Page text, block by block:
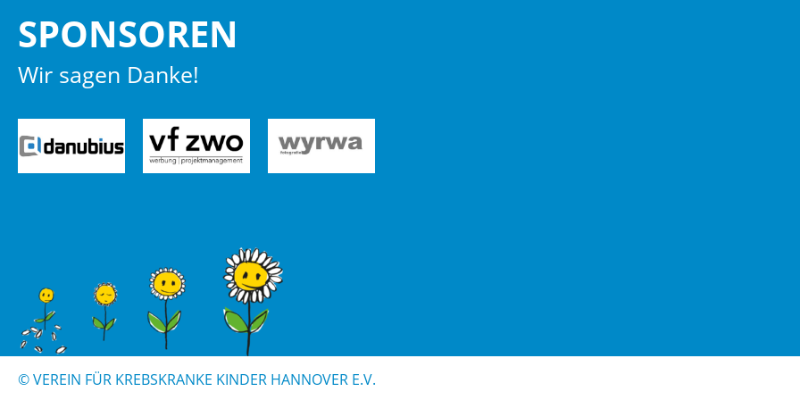
SPON­SO­REN
Wir sagen Danke!
© VER­EIN FÜR KREBS­KRAN­KE KIN­DER HAN­NO­VER E.V.